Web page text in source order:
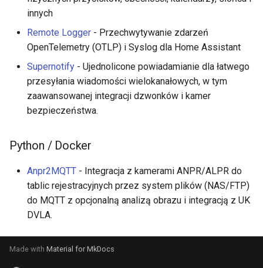
innych
Remote Logger - Przechwytywanie zdarzeń
OpenTelemetry (OTLP) i Syslog dla Home Assistant
Supernotify - Ujednolicone powiadamianie dla łatwego
przesyłania wiadomości wielokanałowych, w tym
zaawansowanej integracji dzwonków i kamer
bezpieczeństwa.
Python / Docker
Anpr2MQTT - Integracja z kamerami ANPR/ALPR do
tablic rejestracyjnych przez system plików (NAS/FTP)
do MQTT z opcjonalną analizą obrazu i integracją z UK
DVLA.
Made with Material for MkDocs